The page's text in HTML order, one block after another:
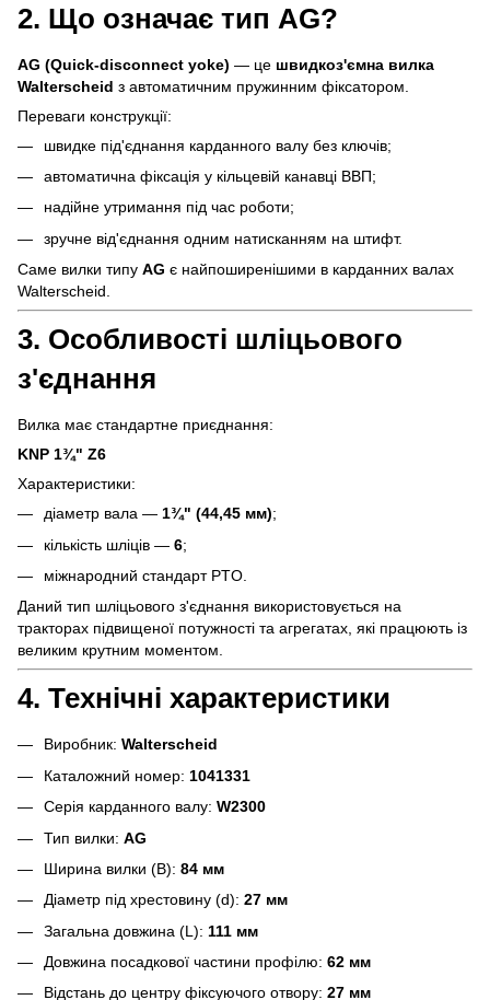
2. Що означає тип AG?
AG (Quick-disconnect yoke) — це швидкоз'ємна вилка
Walterscheid з автоматичним пружинним фіксатором.
Переваги конструкції:
швидке під'єднання карданного валу без ключів;
автоматична фіксація у кільцевій канавці ВВП;
надійне утримання під час роботи;
зручне від'єднання одним натисканням на штифт.
Саме вилки типу AG є найпоширенішими в карданних валах
Walterscheid.
3. Особливості шліцьового
з'єднання
Вилка має стандартне приєднання:
KNP 1¾" Z6
Характеристики:
діаметр вала — 1¾" (44,45 мм);
кількість шліців — 6;
міжнародний стандарт PTO.
Даний тип шліцьового з'єднання використовується на
тракторах підвищеної потужності та агрегатах, які працюють із
великим крутним моментом.
4. Технічні характеристики
Виробник: Walterscheid
Каталожний номер: 1041331
Серія карданного валу: W2300
Тип вилки: AG
Ширина вилки (B): 84 мм
Діаметр під хрестовину (d): 27 мм
Загальна довжина (L): 111 мм
Довжина посадкової частини профілю: 62 мм
Відстань до центру фіксуючого отвору: 27 мм